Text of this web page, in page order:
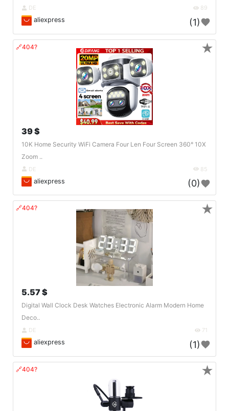
DE 89
aliexpress (1)
🔗404?
39 $
10K Home Security WiFi Camera Four Len Four Screen 360° 10X
Zoom ..
DE 85
aliexpress (0)
★
🔗404?
5.57 $
Digital Wall Clock Desk Watches Electronic Alarm Modern Home
Deco..
DE 71
aliexpress (1)
★
🔗404? ★